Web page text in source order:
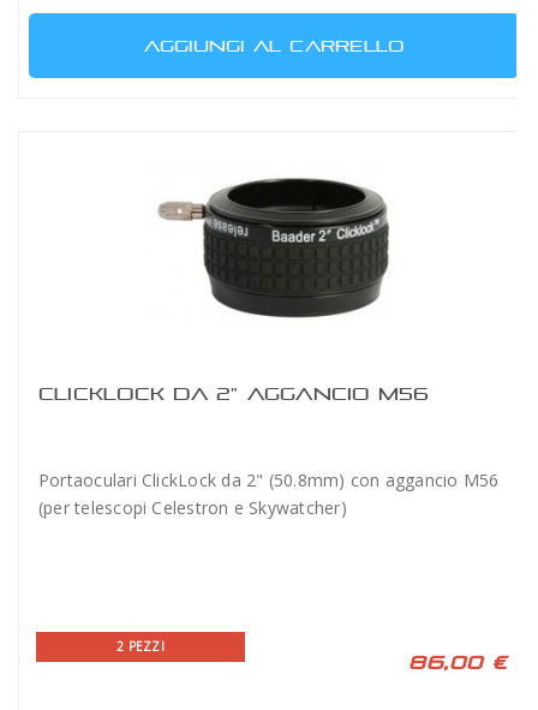
AGGIUNGI AL CARRELLO
CLICKLOCK DA 2" AGGANCIO M56
Portaoculari ClickLock da 2" (50.8mm) con aggancio M56
(per telescopi Celestron e Skywatcher)
2 PEZZI
86,00 €